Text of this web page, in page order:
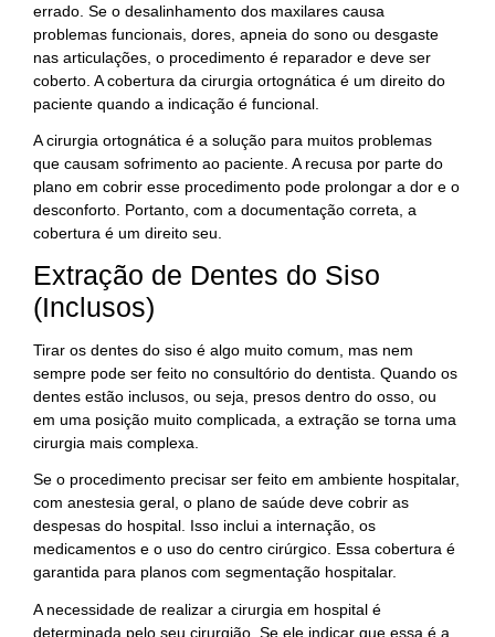
errado. Se o desalinhamento dos maxilares causa
problemas funcionais, dores, apneia do sono ou desgaste
nas articulações, o procedimento é reparador e deve ser
coberto. A cobertura da cirurgia ortognática é um direito do
paciente quando a indicação é funcional.
A cirurgia ortognática é a solução para muitos problemas
que causam sofrimento ao paciente. A recusa por parte do
plano em cobrir esse procedimento pode prolongar a dor e o
desconforto. Portanto, com a documentação correta, a
cobertura é um direito seu.
Extração de Dentes do Siso
(Inclusos)
Tirar os dentes do siso é algo muito comum, mas nem
sempre pode ser feito no consultório do dentista. Quando os
dentes estão inclusos, ou seja, presos dentro do osso, ou
em uma posição muito complicada, a extração se torna uma
cirurgia mais complexa.
Se o procedimento precisar ser feito em ambiente hospitalar,
com anestesia geral, o plano de saúde deve cobrir as
despesas do hospital. Isso inclui a internação, os
medicamentos e o uso do centro cirúrgico. Essa cobertura é
garantida para planos com segmentação hospitalar.
A necessidade de realizar a cirurgia em hospital é
determinada pelo seu cirurgião. Se ele indicar que essa é a